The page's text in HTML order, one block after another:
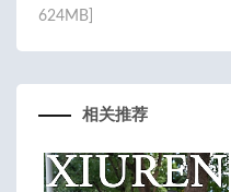
624MB]
相关推荐